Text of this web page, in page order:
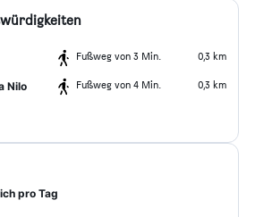
Fußweg von 3 Min. 0,3 km
Nilo Fußweg von 4 Min. 0,3 km
pro Tag